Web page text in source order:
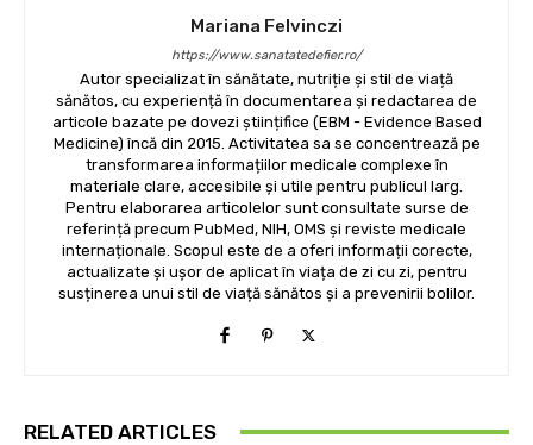
Mariana Felvinczi
https://www.sanatatedefier.ro/
Autor specializat în sănătate, nutriție și stil de viață
sănătos, cu experiență în documentarea și redactarea de
articole bazate pe dovezi științifice (EBM - Evidence Based
Medicine) încă din 2015. Activitatea sa se concentrează pe
transformarea informațiilor medicale complexe în
materiale clare, accesibile și utile pentru publicul larg.
Pentru elaborarea articolelor sunt consultate surse de
referință precum PubMed, NIH, OMS și reviste medicale
internaționale. Scopul este de a oferi informații corecte,
actualizate și ușor de aplicat în viața de zi cu zi, pentru
susținerea unui stil de viață sănătos și a prevenirii bolilor.
RELATED ARTICLES